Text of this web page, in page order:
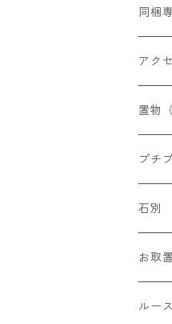
同梱
アク
空枠
リン
ペン
ブロ
チャー
置物
プチ
石別
アイ
アウ
お取
ルース